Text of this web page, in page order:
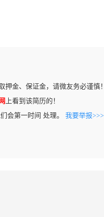
押金、保证金，请微友务必谨慎！
上看到该简历的！
会第一时间 处理。 我要举报>>>